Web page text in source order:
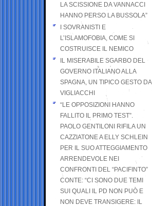
LA SCISSIONE DA VANNACCI
HANNO PERSO LA BUSSOLA”
I SOVRANISTI E
L’ISLAMOFOBIA, COME SI
COSTRUISCE IL NEMICO
IL MISERABILE SGARBO DEL
GOVERNO ITALIANO ALLA
SPAGNA, UN TIPICO GESTO DA
VIGLIACCHI
“LE OPPOSIZIONI HANNO
FALLITO IL PRIMO TEST”.
PAOLO GENTILONI RIFILA UN
CAZZIATONE A ELLY SCHLEIN
PER IL SUO ATTEGGIAMENTO
ARRENDEVOLE NEI
CONFRONTI DEL “PACIFINTO”
CONTE: “CI SONO DUE TEMI
SUI QUALI IL PD NON PUÒ E
NON DEVE TRANSIGERE: IL